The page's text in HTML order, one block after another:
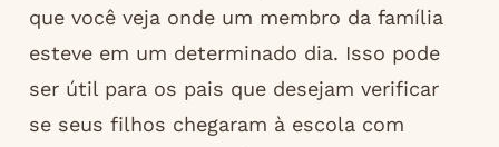
que você veja onde um membro da família
esteve em um determinado dia. Isso pode
ser útil para os pais que desejam verificar
se seus filhos chegaram à escola com